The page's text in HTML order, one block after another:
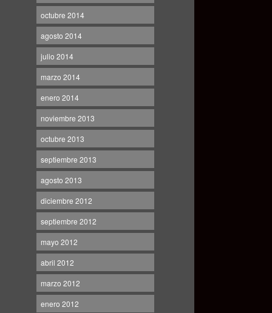
octubre 2014
agosto 2014
julio 2014
marzo 2014
enero 2014
noviembre 2013
octubre 2013
septiembre 2013
agosto 2013
diciembre 2012
septiembre 2012
mayo 2012
abril 2012
marzo 2012
enero 2012